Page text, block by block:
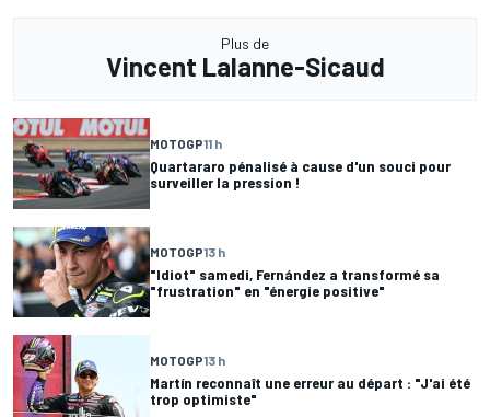
Plus de
Vincent Lalanne-Sicaud
MOTOGP11 h
Quartararo pénalisé à cause d'un souci pour
surveiller la pression !
MOTOGP13 h
"Idiot" samedi, Fernández a transformé sa
"frustration" en "énergie positive"
MOTOGP13 h
Martín reconnaît une erreur au départ : "J'ai été
trop optimiste"